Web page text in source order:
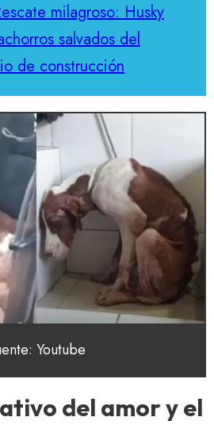
milagroso: Husky
salvados del
de construcción
Youtube
del amor y el